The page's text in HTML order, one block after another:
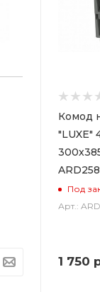
Комод
"LUXE"
Под
Арт.:
1 750